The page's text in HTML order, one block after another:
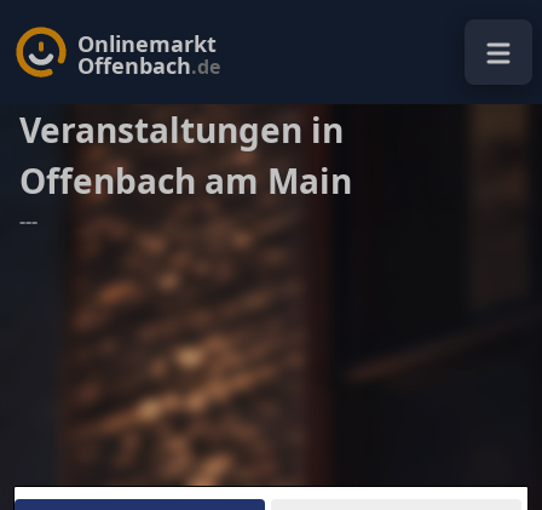
Onlinemarkt
Offenbach.de
Veranstaltungen in
Offenbach am Main
---